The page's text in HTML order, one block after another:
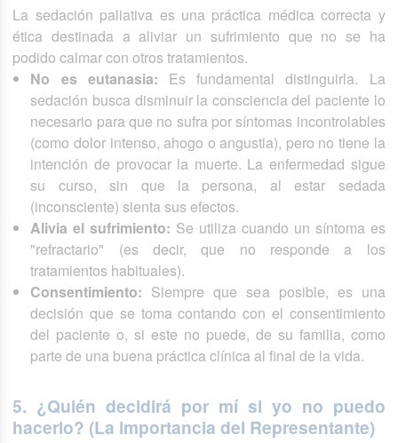
La sedación paliativa es una práctica médica correcta y
ética destinada a aliviar un sufrimiento que no se ha
podido calmar con otros tratamientos.
No es eutanasia: Es fundamental distinguirla. La
sedación busca disminuir la consciencia del paciente lo
necesario para que no sufra por síntomas incontrolables
(como dolor intenso, ahogo o angustia), pero no tiene la
intención de provocar la muerte. La enfermedad sigue
su curso, sin que la persona, al estar sedada
(inconsciente) sienta sus efectos.
Alivia el sufrimiento: Se utiliza cuando un síntoma es
"refractario" (es decir, que no responde a los
tratamientos habituales).
Consentimiento: Siempre que sea posible, es una
decisión que se toma contando con el consentimiento
del paciente o, si este no puede, de su familia, como
parte de una buena práctica clínica al final de la vida.
5. ¿Quién decidirá por mí si yo no puedo
hacerlo? (La importancia del Representante)